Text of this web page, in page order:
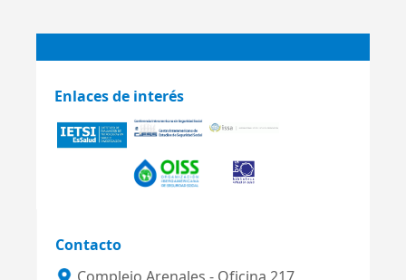
Enlaces de interés
Contacto